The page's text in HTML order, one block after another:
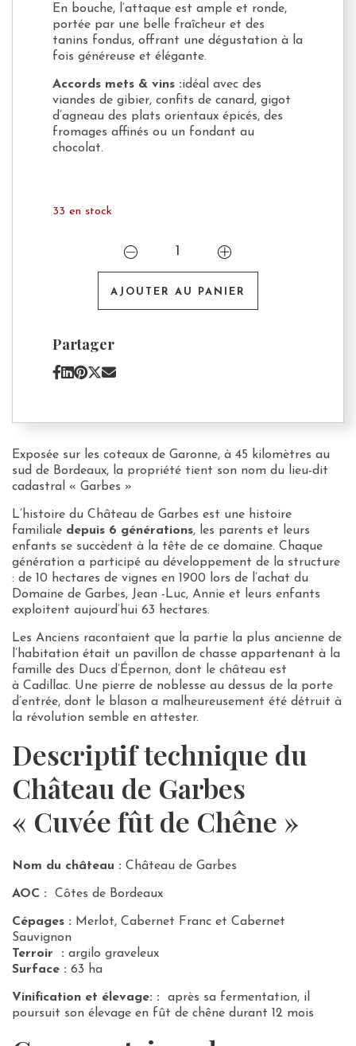
En bouche, l’attaque est ample et ronde,
portée par une belle fraîcheur et des
tanins fondus, offrant une dégustation à la
fois généreuse et élégante.
Accords mets & vins :idéal avec des
viandes de gibier, confits de canard, gigot
d’agneau des plats orientaux épicés, des
fromages affinés ou un fondant au
chocolat.
33 en stock
Château
de
AJOUTER AU PANIER
Partager
Exposée sur les coteaux de Garonne, à 45 kilomètres au
sud de Bordeaux, la propriété tient son nom du lieu-dit
cadastral « Garbes »
L’histoire du Château de Garbes est une histoire
familiale depuis 6 générations, les parents et leurs
enfants se succèdent à la tête de ce domaine. Chaque
génération a participé au développement de la structure
: de 10 hectares de vignes en 1900 lors de l’achat du
Domaine de Garbes, Jean -Luc, Annie et leurs enfants
exploitent aujourd’hui 63 hectares.
Les Anciens racontaient que la partie la plus ancienne de
l’habitation était un pavillon de chasse appartenant à la
famille des Ducs d’Épernon, dont le château est
à Cadillac. Une pierre de noblesse au dessus de la porte
d’entrée, dont le blason a malheureusement été détruit à
la révolution semble en attester.
Descriptif technique du
Château de Garbes
« Cuvée fût de Chêne »
Nom du château : Château de Garbes
AOC : Côtes de Bordeaux
Cépages : Merlot, Cabernet Franc et Cabernet
Sauvignon
Terroir : argilo graveleux
Surface : 63 ha
Vinification et élevage: : après sa fermentation, il
poursuit son élevage en fût de chêne durant 12 mois